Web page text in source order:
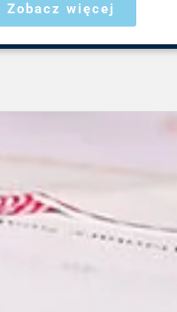
Zobacz więcej